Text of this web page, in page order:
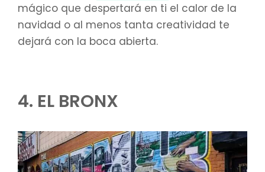
mágico que despertará en ti el calor de la
navidad o al menos tanta creatividad te
dejará con la boca abierta.
4. EL BRONX